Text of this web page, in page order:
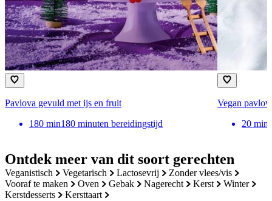
Ontdek meer van dit soort gerechten
veganistisch vegetarisch lactosevrij
zonder vlees/vis
vooraf te maken
oven gebak nagerecht kerst
winter
kerstdesserts
kersttaart
Pavlova gevuld met ijs en fruit
180 min180 minuten bereidingstijd
Vegan
20 min